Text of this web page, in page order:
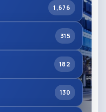
1,676
315
182
130